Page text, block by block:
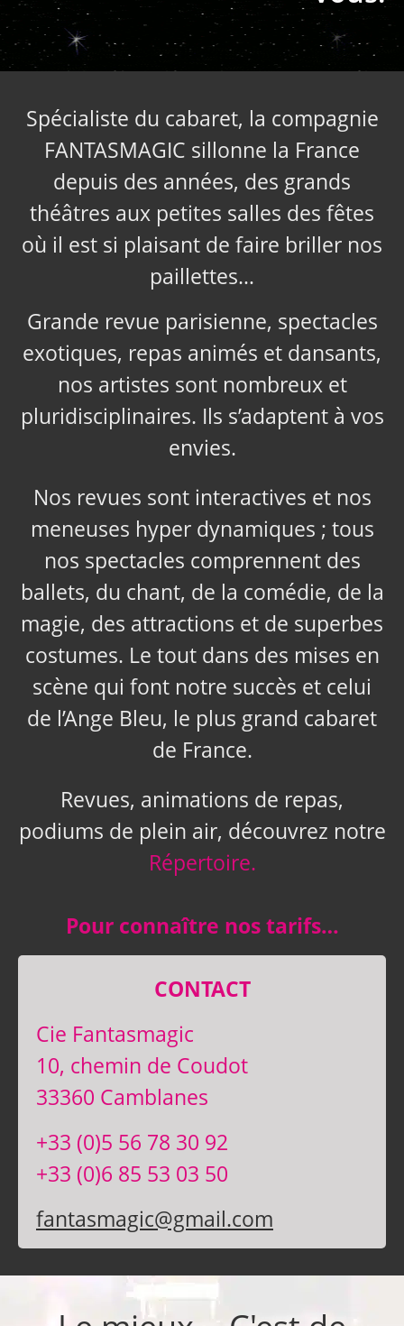
Spécialiste du cabaret, la compagnie
FANTASMAGIC sillonne la France
depuis des années, des grands
théâtres aux petites salles des fêtes
où il est si plaisant de faire briller nos
paillettes…
Grande revue parisienne, spectacles
exotiques, repas animés et dansants,
nos artistes sont nombreux et
pluridisciplinaires. Ils s’adaptent à vos
envies.
Nos revues sont interactives et nos
meneuses hyper dynamiques ; tous
nos spectacles comprennent des
ballets, du chant, de la comédie, de la
magie, des attractions et de superbes
costumes. Le tout dans des mises en
scène qui font notre succès et celui
de l’Ange Bleu, le plus grand cabaret
de France.
Revues, animations de repas,
podiums de plein air, découvrez notre
Répertoire.
Pour connaître nos tarifs…
CONTACT
Cie Fantasmagic
10, chemin de Coudot
33360 Camblanes
+33 (0)5 56 78 30 92
+33 (0)6 85 53 03 50
fantasmagic@gmail.com